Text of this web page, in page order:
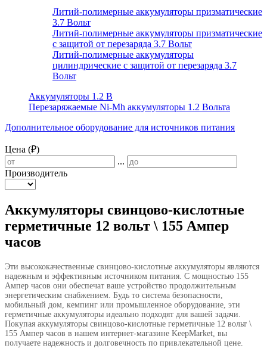
Литий-полимерные аккумуляторы призматические
3.7 Вольт
Литий-полимерные аккумуляторы призматические
с защитой от перезаряда 3.7 Вольт
Литий-полимерные аккумуляторы
цилиндрические с защитой от перезаряда 3.7
Вольт
Аккумуляторы 1.2 В
Перезаряжаемые Ni-Mh аккумуляторы 1.2 Вольта
Дополнительное оборудование для источников питания
Цена (₽)
...
Производитель
Аккумуляторы свинцово-кислотные
герметичные 12 вольт \ 155 Ампер
часов
Эти высококачественные свинцово-кислотные аккумуляторы являются
надежным и эффективным источником питания. С мощностью 155
Ампер часов они обеспечат ваше устройство продолжительным
энергетическим снабжением. Будь то система безопасности,
мобильный дом, кемпинг или промышленное оборудование, эти
герметичные аккумуляторы идеально подходят для вашей задачи.
Покупая аккумуляторы свинцово-кислотные герметичные 12 вольт \
155 Ампер часов в нашем интернет-магазине KeepMarket, вы
получаете надежность и долговечность по привлекательной цене.